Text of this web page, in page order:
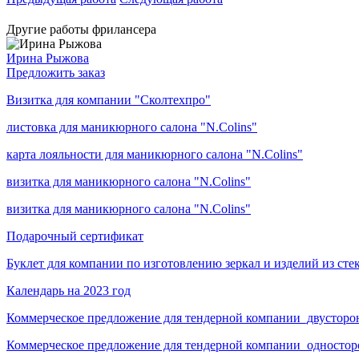
Другие работы фрилансера
Ирина Рыжова
Предложить заказ
Визитка для компании "Сколтехпро"
листовка для маникюрного салона "N.Colins"
карта лояльности для маникюрного салона "N.Colins"
визитка для маникюрного салона "N.Colins"
визитка для маникюрного салона "N.Colins"
Подарочный сертификат
Буклет для компании по изготовлению зеркал и изделий из
Календарь на 2023 год
Коммерческое предложение для тендерной
Коммерческое предложение для тендерной